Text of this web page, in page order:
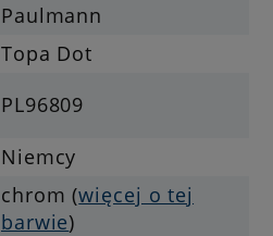
Paulmann
Topa Dot
PL96809
Niemcy
chrom (więcej o tej
barwie)